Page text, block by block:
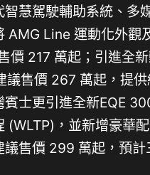
智慧駕駛輔助系統、多
AMG Line 運動化外觀
價 217 萬起；引進全
議售價 267 萬起，提
賓士更引進全新EQE
(WLTP)，並新增豪華
議售價 299 萬起，預